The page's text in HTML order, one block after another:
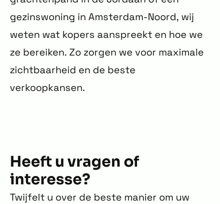
gezinswoning in Amsterdam-Noord, wij
weten wat kopers aanspreekt en hoe we
ze bereiken. Zo zorgen we voor maximale
zichtbaarheid en de beste
verkoopkansen.
Heeft u vragen of
interesse?
Twijfelt u over de beste manier om uw